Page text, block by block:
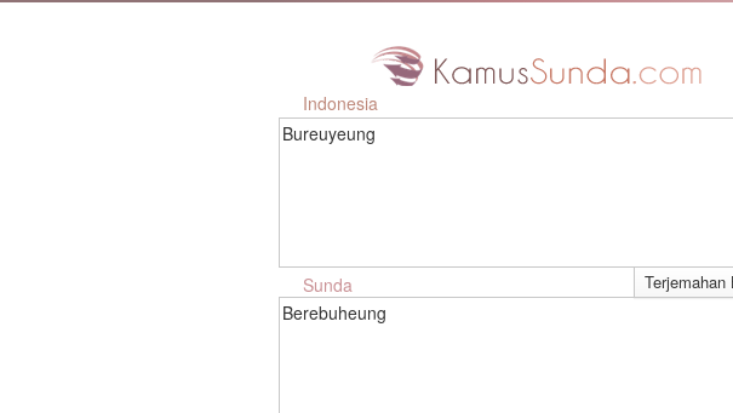
Indonesia
Bureuyeung
Sunda
Berebuheung